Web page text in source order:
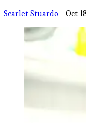
Scarlet Stuardo - Oct